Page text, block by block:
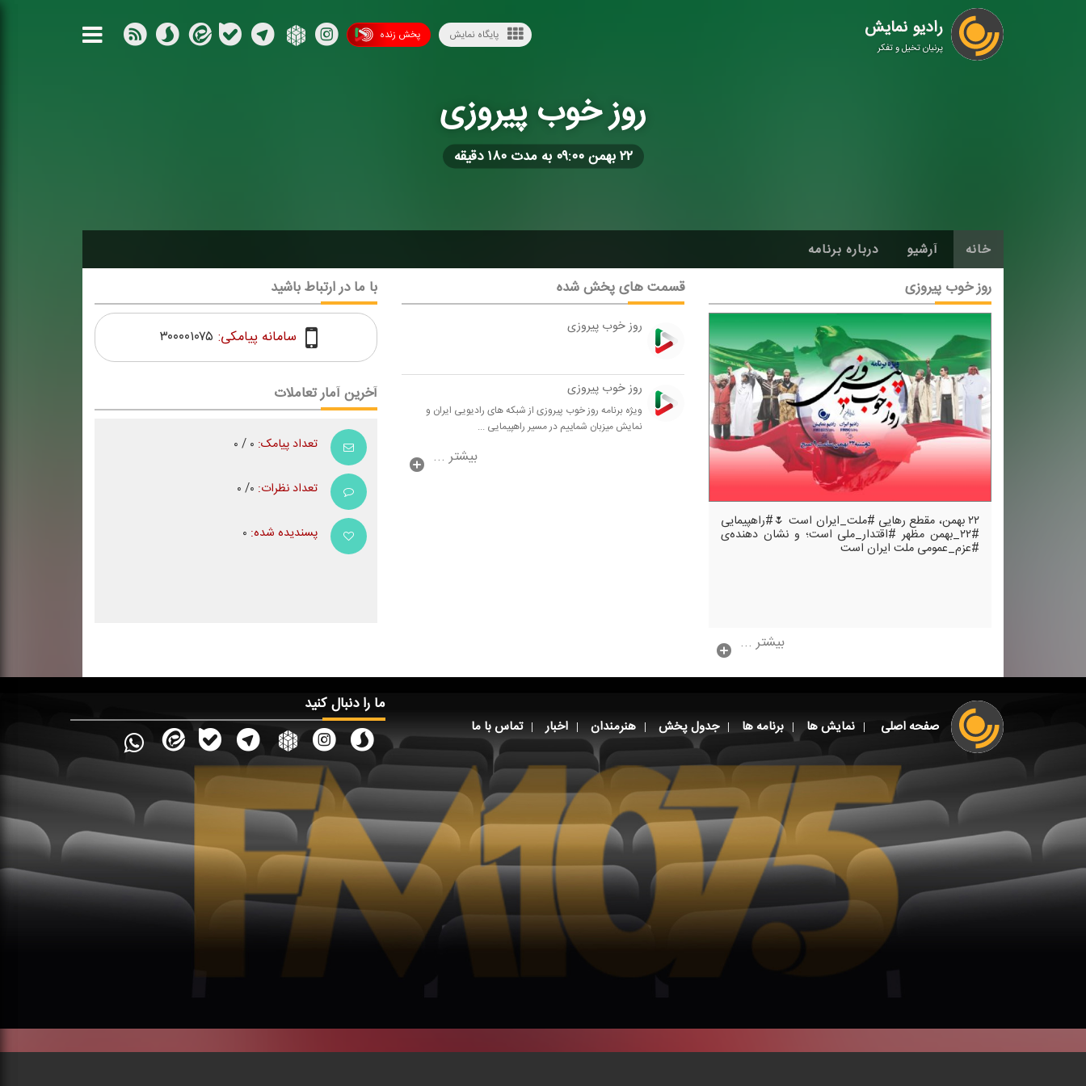
رادیو نمایش
پرنیان تخیل و تفکر
پخش زنده پایگاه نمایش
روز خوب پیروزی
۲۲ بهمن ۰۹:۰۰ به مدت ۱۸۰ دقیقه
خانه آرشیو درباره برنامه
روز خوب پیروزی
۲۲ بهمن، مقطع رهایی #ملت_ایران است 🌷#راهپیمایی
#۲۲_بهمن مظهر #اقتدار_ملی است؛ و نشان‌ دهنده‌ی
#عزم_عمومی ملت ایران است
بیشتر ...
قسمت های پخش شده
روز خوب پیروزی
روز خوب پیروزی
ویژه برنامه روز خوب پیروزی از شبكه های رادیویی ایران و
نمایش میزبان شماییم در مسیر راهپیمایی ...
بیشتر ...
با ما در ارتباط باشید
سامانه پیامکی: ۳۰۰۰۰۱۰۷۵
آخرین آمار تعاملات
تعداد پیامک:
تعداد نظرات:
پسندیده شده:
صفحه اصلی نمایش ها برنامه ها جدول پخش هنرمندان اخبار تماس با ما
ما را دنبال کنید